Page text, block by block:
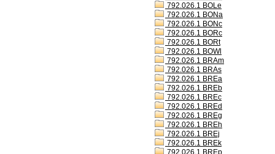
792.026.1 BOLe
792.026.1 BONa
792.026.1 BONc
792.026.1 BORc
792.026.1 BORt
792.026.1 BOWl
792.026.1 BRAm
792.026.1 BRAs
792.026.1 BREa
792.026.1 BREb
792.026.1 BREc
792.026.1 BREd
792.026.1 BREg
792.026.1 BREh
792.026.1 BREj
792.026.1 BREk
792.026.1 BREp